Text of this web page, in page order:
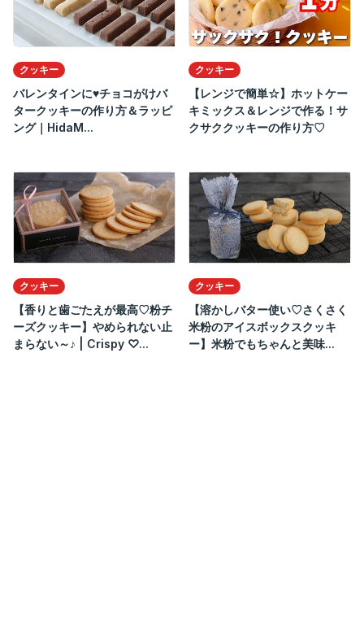
クッキー
バレンタインに♥️チョコがけバ
タークッキーの作り方＆ラッピ
ング｜HidaM...
クッキー
【レンジで簡単☆】ホットケー
キミックス＆レンジで作る！サ
クサククッキーの作り方♡
クッキー
【香りと歯ごたえが最高♡粉チ
ーズクッキー】やめられない止
まらない～♪ | Crispy ♡...
クッキー
【溶かしバター使い♡さくさく
米粉のアイスボックスクッキ
ー】米粉でもちゃんと美味...